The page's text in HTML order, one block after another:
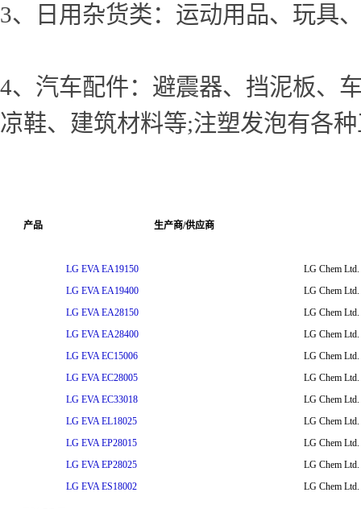
3、日用杂货类：运动用品、玩具
4、汽车配件：避震器、挡泥板、
凉鞋、建筑材料等;注塑发泡有各
产品 生产商/供应商
LG EVA EA19150
LG Chem Ltd.
LG EVA EA19400
LG Chem Ltd.
LG EVA EA28150
LG Chem Ltd.
LG EVA EA28400
LG Chem Ltd.
LG EVA EC15006
LG Chem Ltd.
LG EVA EC28005
LG Chem Ltd.
LG EVA EC33018
LG Chem Ltd.
LG EVA EL18025
LG Chem Ltd.
LG EVA EP28015
LG Chem Ltd.
LG EVA EP28025
LG Chem Ltd.
LG EVA ES18002
LG Chem Ltd.